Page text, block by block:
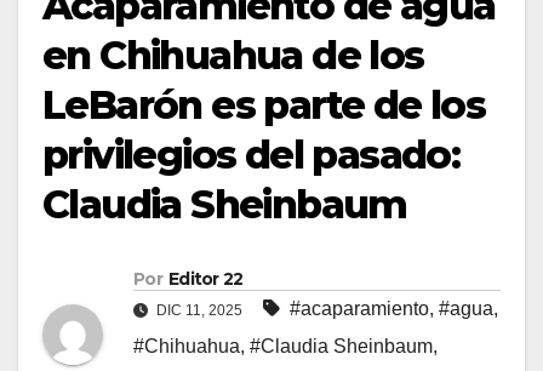
en Chihuahua de los
LeBarón es parte de los
privilegios del pasado:
Claudia Sheinbaum
Por Editor 22
DIC 11, 2025 #acaparamiento, #agua,
#Chihuahua, #Claudia Sheinbaum,